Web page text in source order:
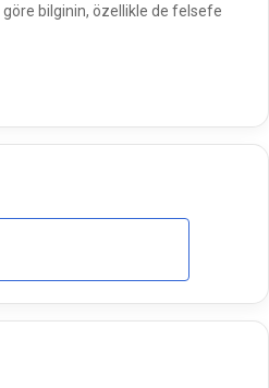
bilginin, özellikle de felsefe